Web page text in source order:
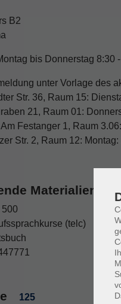
B2
bis Donnerstag 8:30
unter Vorlage des
Str. 36, Raum 15:
21, Raum 01:
Festanger 1, Raum
Str. 2, Raum 12:
Materialien
500
(telc)
125